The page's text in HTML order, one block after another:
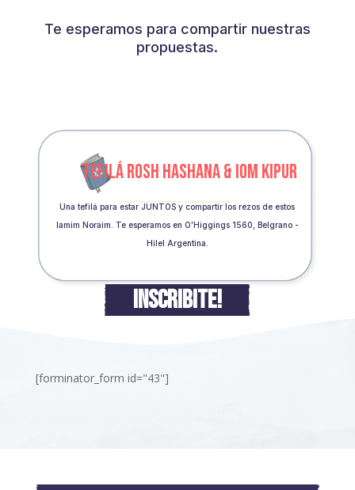
Te esperamos para compartir nuestras
propuestas.
TEFILÁ ROSH HASHANA & IOM KIPUR
Una tefilá para estar JUNTOS y compartir los rezos de estos
Iamim Noraim. Te esperamos en O’Higgings 1560, Belgrano -
Hilel Argentina.
INSCRIBITE!
[forminator_form id="43"]